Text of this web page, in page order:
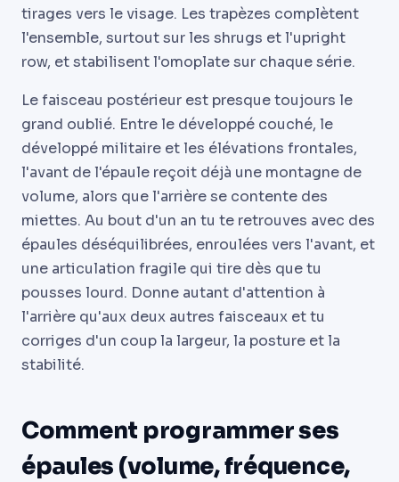
tirages vers le visage. Les trapèzes complètent
l'ensemble, surtout sur les shrugs et l'upright
row, et stabilisent l'omoplate sur chaque série.
Le faisceau postérieur est presque toujours le
grand oublié. Entre le développé couché, le
développé militaire et les élévations frontales,
l'avant de l'épaule reçoit déjà une montagne de
volume, alors que l'arrière se contente des
miettes. Au bout d'un an tu te retrouves avec des
épaules déséquilibrées, enroulées vers l'avant, et
une articulation fragile qui tire dès que tu
pousses lourd. Donne autant d'attention à
l'arrière qu'aux deux autres faisceaux et tu
corriges d'un coup la largeur, la posture et la
stabilité.
Comment programmer ses
épaules (volume, fréquence,